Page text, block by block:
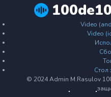
Video
Video
Стол
© 2024 Admin M.Rasulov